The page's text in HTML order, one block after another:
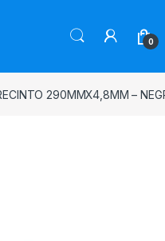
0
290MMX4,8MM –